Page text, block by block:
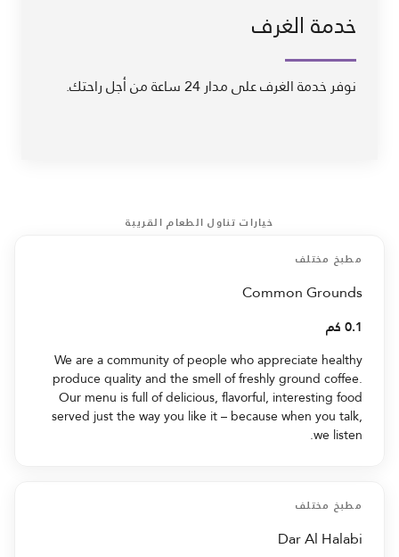
خدمة الغرف
نوفر خدمة الغرف على مدار 24 ساعة من أجل راحتك.
خيارات تناول الطعام القريبة
مطبخ مختلف
Common Grounds
0.1 كم
We are a community of people who appreciate healthy
produce quality and the smell of freshly ground coffee.
Our menu is full of delicious, flavorful, interesting food
served just the way you like it – because when you talk,
we listen.
مطبخ مختلف
Dar Al Halabi